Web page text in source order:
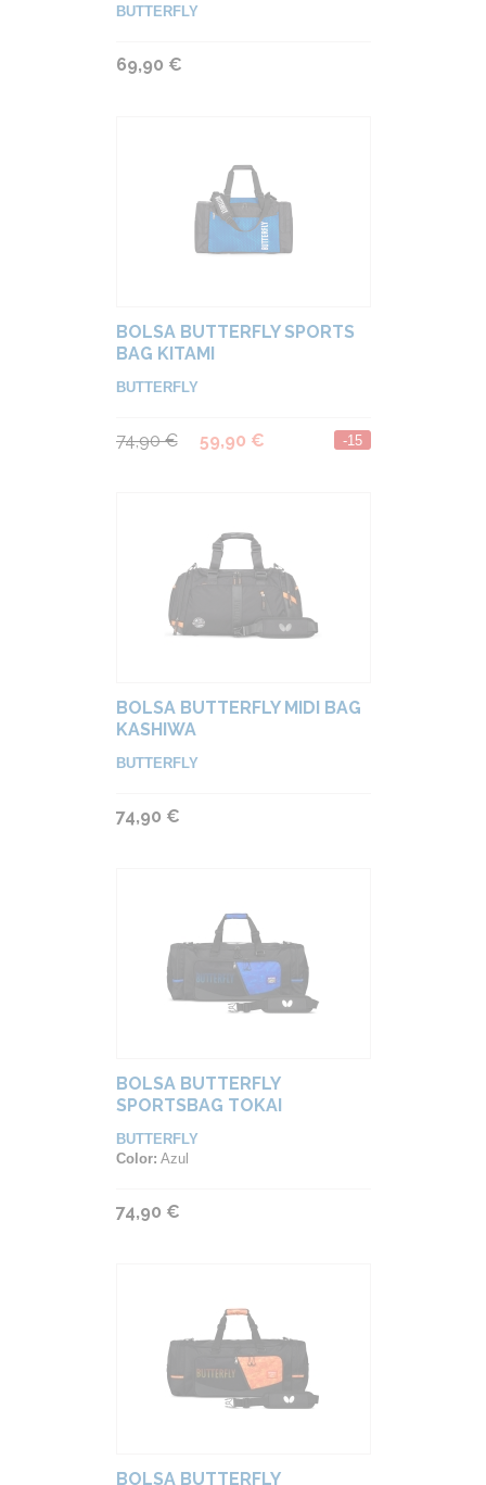
BUTTERFLY
69,90 €
BOLSA BUTTERFLY SPORTS
BAG KITAMI
BUTTERFLY
74,90 € 59,90 € -15
BOLSA BUTTERFLY MIDI BAG
KASHIWA
BUTTERFLY
74,90 €
BOLSA BUTTERFLY
SPORTSBAG TOKAI
BUTTERFLY
Color: Azul
74,90 €
BOLSA BUTTERFLY